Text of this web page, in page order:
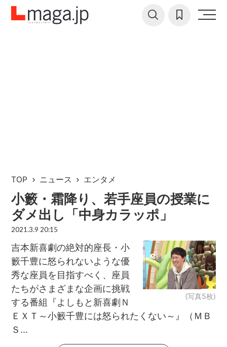
TOP ニュース エンタメ
小籔・霜降り、若手座員の授業に
ダメ出し「中身カラッポ」
2021.3.9 20:15
(写真5枚)
吉本新喜劇の絶対的座長・小
籔千豊に怒られないような優
秀な座員を目指すべく、座員
たちがさまざまな企画に挑戦
する番組『よしもと新喜劇Ｎ
ＥＸＴ～小籔千豊には怒られたくない～』（ＭＢ
Ｓ...